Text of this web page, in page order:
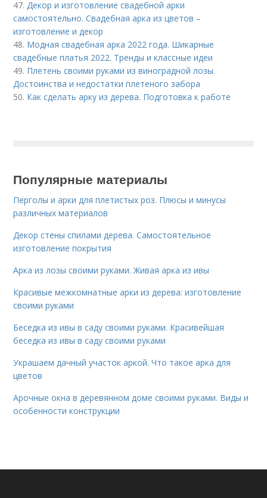
47. Декор и изготовление свадебной арки
самостоятельно. Свадебная арка из цветов –
изготовление и декор
48. Модная свадебная арка 2022 года. Шикарные
свадебные платья 2022. Тренды и классные идеи
49. Плетень своими руками из виноградной лозы.
Достоинства и недостатки плетеного забора
50. Как сделать арку из дерева. Подготовка к работе
Популярные материалы
Перголы и арки для плетистых роз. Плюсы и минусы
различных материалов
Декор стены спилами дерева. Самостоятельное
изготовление покрытия
Арка из лозы своими руками. Живая арка из ивы
Красивые межкомнатные арки из дерева: изготовление
своими руками
Беседка из ивы в саду своими руками. Красивейшая
беседка из ивы в саду своими руками
Украшаем дачный участок аркой. Что такое арка для
цветов
Арочные окна в деревянном доме своими руками. Виды и
особенности конструкции